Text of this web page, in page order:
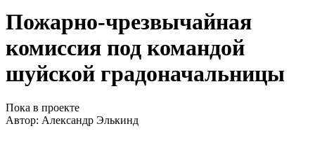
Пожарно-чрезвычайная
комиссия под командой
шуйской градоначальницы
Пока в проекте
Автор: Александр Элькинд